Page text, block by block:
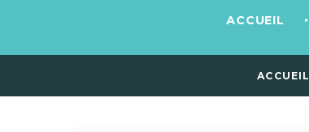
ACCUEIL
ACCUEIL